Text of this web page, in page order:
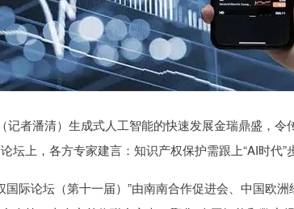
者潘清）生成式人工智能的快速发展金瑞鼎盛，令
坛上，各方专家建言：知识产权保护需跟上“AI时代”
际论坛（第十一届）”由南南合作促进会、中国欧洲